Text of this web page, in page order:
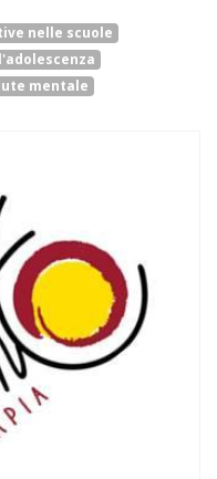
nelle scuole
mentale